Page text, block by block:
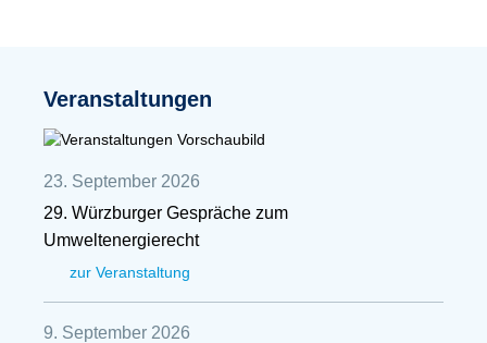
Veranstaltungen
23. September 2026
29. Würzburger Gespräche zum
Umweltenergierecht
zur Veranstaltung
9. September 2026